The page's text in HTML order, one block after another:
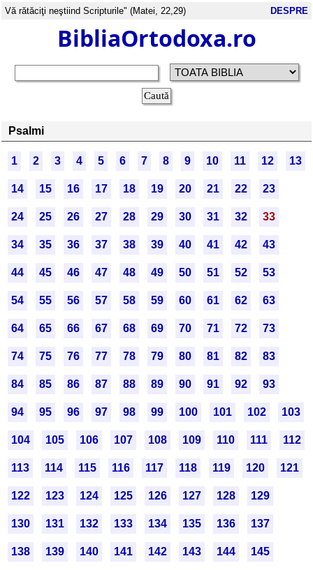
Vă rătăciţi neştiind Scripturile" (Matei, 22,29) DESPRE
BibliaOrtodoxa.ro
Psalmi
1 2 3 4 5 6 7 8 9 10 11 12 13
14 15 16 17 18 19 20 21 22 23
24 25 26 27 28 29 30 31 32 33
34 35 36 37 38 39 40 41 42 43
44 45 46 47 48 49 50 51 52 53
54 55 56 57 58 59 60 61 62 63
64 65 66 67 68 69 70 71 72 73
74 75 76 77 78 79 80 81 82 83
84 85 86 87 88 89 90 91 92 93
94 95 96 97 98 99 100 101 102 103
104 105 106 107 108 109 110 111 112
113 114 115 116 117 118 119 120 121
122 123 124 125 126 127 128 129
130 131 132 133 134 135 136 137
138 139 140 141 142 143 144 145